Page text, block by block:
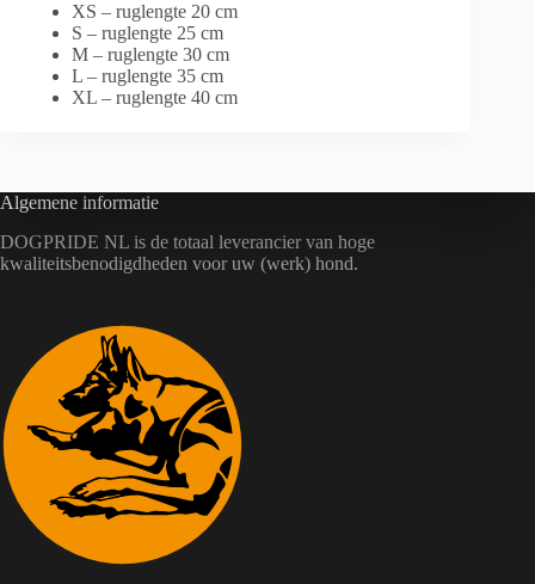
XS – ruglengte 20 cm
S – ruglengte 25 cm
M – ruglengte 30 cm
L – ruglengte 35 cm
XL – ruglengte 40 cm
Algemene informatie
DOGPRIDE NL is de totaal leverancier van hoge
kwaliteitsbenodigdheden voor uw (werk) hond.